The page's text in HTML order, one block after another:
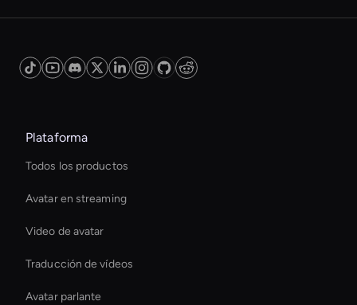
significantly boost your social media
capturing attention, driving interaction, and
encouraging shares, which can lead to
Plataforma
Todos los productos
Avatar en streaming
Video de avatar
Traducción de vídeos
Avatar parlante